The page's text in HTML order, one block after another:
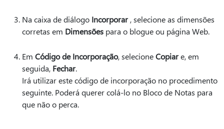
Na caixa de diálogo Incorporar, selecione as dimensões
corretas em Dimensões para o blogue ou página Web.
Em Código de Incorporação, selecioneCopiare, em
seguida, Fechar.
Irá utilizar este código de incorporação no procedimento
seguinte. Poderá querer colá-lo no Bloco de Notas para
que não o perca.